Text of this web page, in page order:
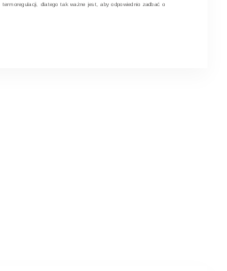
dlatego tak ważne jest, aby odpowiednio zadbać o